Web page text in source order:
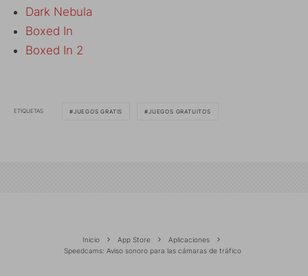
Dark Nebula
Boxed In
Boxed In 2
ETIQUETAS JUEGOS GRATIS JUEGOS GRATUITOS
Inicio App Store
Aplicaciones
Speedcams: Aviso sonoro para las cámaras de tráfico